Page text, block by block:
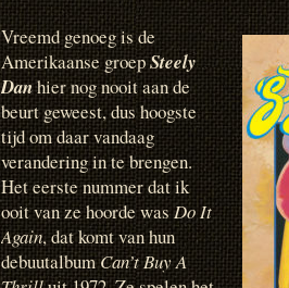
Vreemd genoeg is de
Amerikaanse groepSteely
Danhier nog nooit aan de
beurt geweest, dus hoogste
tijd om daar vandaag
verandering in te brengen.
Het eerste nummer dat ik
ooit van ze hoorde wasDo It
Again, dat komt van hun
debuutalbumCan’t Buy A